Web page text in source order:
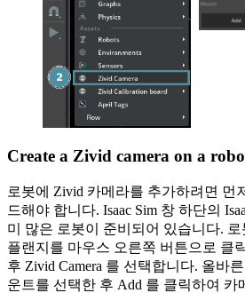
Create a Zivid camera on a
로봇에 Zivid 카메라를 추가하려면 먼
드해야 합니다. Isaac Sim 창 하단의
미 많은 로봇이 준비되어 있습니다.
플랜지를 마우스 오른쪽 버튼으로 클
후 Zivid Camera 를 선택합니다. 올바
운트를 선택한 후 Add 를 클릭하여 카